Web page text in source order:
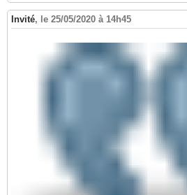
Invité, le 25/05/2020 à 14h45